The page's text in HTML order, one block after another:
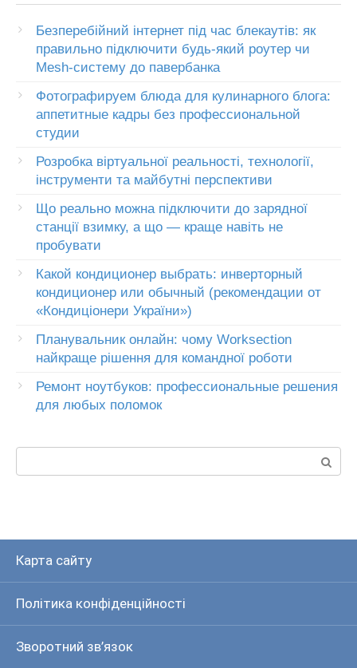
Безперебійний інтернет під час блекаутів: як
правильно підключити будь-який роутер чи
Mesh-систему до павербанка
Фотографируем блюда для кулинарного блога:
аппетитные кадры без профессиональной
студии
Розробка віртуальної реальності, технології,
інструменти та майбутні перспективи
Що реально можна підключити до зарядної
станції взимку, а що — краще навіть не
пробувати
Какой кондиционер выбрать: инверторный
кондиционер или обычный (рекомендации от
«Кондиціонери України»)
Планувальник онлайн: чому Worksection
найкраще рішення для командної роботи
Ремонт ноутбуков: профессиональные решения
для любых поломок
Карта сайту
Політика конфіденційності
Зворотний зв’язок